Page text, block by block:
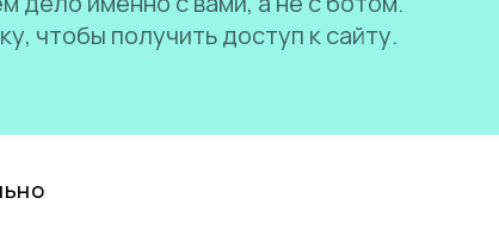
чтобы получить доступ к сайту.